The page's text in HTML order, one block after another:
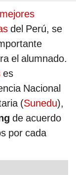
mejores
del Perú, se
el alumnado.
es
Nacional
(Sunedu),
de acuerdo
por cada